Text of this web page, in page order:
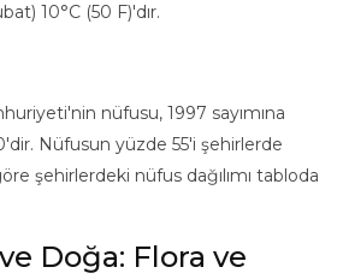
10°C (50 F)'dır.
nüfusu, 1997 sayımına
Nüfusun yüzde 55'i şehirlerde
şehirlerdeki nüfus dağılımı tabloda
Doğa: Flora ve